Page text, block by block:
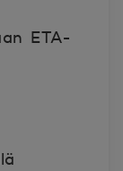
ETA-